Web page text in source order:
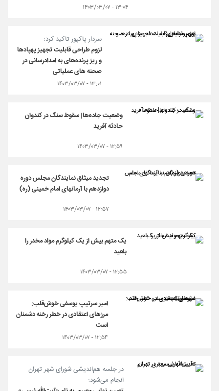
۱۳:۰۴ - ۱۴۰۳/۰۳/۰۷
سردار پاکپور تاکید کرد؛
لزوم طراحی قابلیت تجهیز پهپادها
و ریز پرنده‌‌های به امدادرسانی در
صحنه های عملیاتی
۱۳:۰۱ - ۱۴۰۳/۰۳/۰۷
وضعیت جاده‌ها| سقوط سنگ در کندوان
حادثه آفرید
۱۲:۵۹ - ۱۴۰۳/۰۳/۰۷
تجدید میثاق نمایندگان مجلس دوره
دوازدهم با آرمانهای امام خمینی (ره)
۱۲:۵۷ - ۱۴۰۳/۰۳/۰۷
یک متهم بیش از یک کیلوگرم مواد مخدر را
بلعید
۱۲:۵۵ - ۱۴۰۳/۰۳/۰۷
امیر سرتیپ یوسفی خوش‌قلب:
مرزهای اعتقادی در خطر رخنه دشمنان
است
۱۲:۵۴ - ۱۴۰۳/۰۳/۰۷
در جلسه هم‌اندیشی شورای شهر تهران
انجام می‌شود؛